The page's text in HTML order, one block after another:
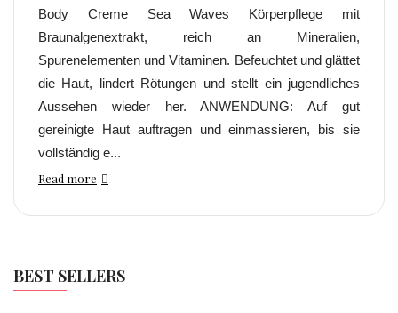
Body Creme Sea Waves Körperpflege mit
Braunalgenextrakt, reich an Mineralien,
Spurenelementen und Vitaminen. Befeuchtet und glättet
die Haut, lindert Rötungen und stellt ein jugendliches
Aussehen wieder her. ANWENDUNG: Auf gut
gereinigte Haut auftragen und einmassieren, bis sie
vollständig e...
Read more
BEST SELLERS